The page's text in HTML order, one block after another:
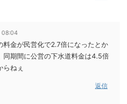
08:04
料金が民営化で2.7倍になったとか
同期間に公営の下水道料金は4.5倍
らねぇ
返信